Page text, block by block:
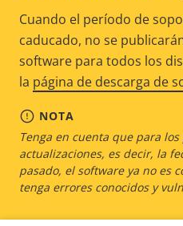
Cuando el período de
caducado, no se
software para todos los
la página de descarga de
NOTA
Tenga en cuenta que para
actualizaciones, es decir, la
pasado, el software ya no es
tenga errores conocidos y